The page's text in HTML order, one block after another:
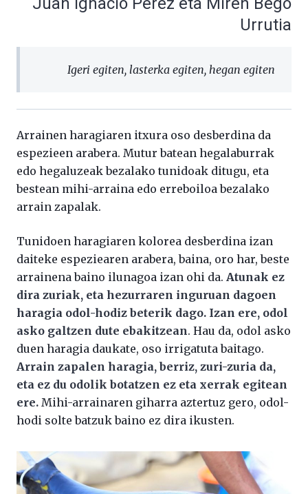
Urrutia
Igeri egiten, lasterka egiten, hegan egiten
Arrainen haragiaren itxura oso desberdina da
espezieen arabera. Mutur batean hegalaburrak
edo hegaluzeak bezalako tunidoak ditugu, eta
bestean mihi-arraina edo erreboiloa bezalako
arrain zapalak.
Tunidoen haragiaren kolorea desberdina izan
daiteke espeziearen arabera, baina, oro har, beste
arrainena baino ilunagoa izan ohi da. Atunak ez
dira zuriak, eta hezurraren inguruan dagoen
haragia odol-hodiz beterik dago. Izan ere, odol
asko galtzen dute ebakitzean. Hau da, odol asko
duen haragia daukate, oso irrigatuta baitago.
Arrain zapalen haragia, berriz, zuri-zuria da,
eta ez du odolik botatzen ez eta xerrak egitean
ere. Mihi-arrainaren giharra aztertuz gero, odol-
hodi solte batzuk baino ez dira ikusten.